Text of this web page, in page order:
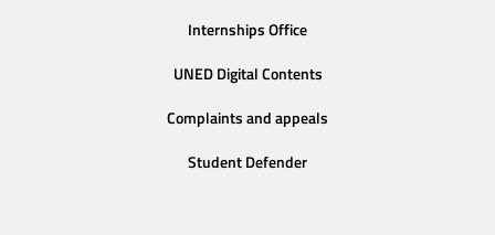
Internships Office
UNED Digital Contents
Complaints and appeals
Student Defender